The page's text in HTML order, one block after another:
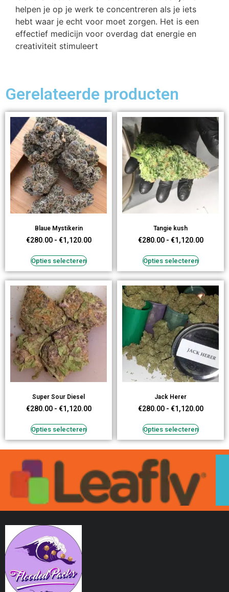
helpen je op je werk te concentreren als je iets
hebt waar je echt voor moet zorgen. Het is een
effectief medicijn voor overdag dat energie en
creativiteit stimuleert
Gerelateerde producten
Blaue Mystikerin
€280.00 - €1,120.00
Opties selecteren
Tangie kush
€280.00 - €1,120.00
Opties selecteren
Super Sour Diesel
€280.00 - €1,120.00
Opties selecteren
Jack Herer
€280.00 - €1,120.00
Opties selecteren